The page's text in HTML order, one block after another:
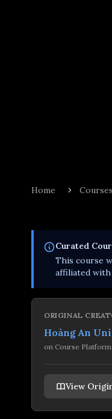
Home Courses
Curated
This course
affiliated
ORIGINAL
Hoàng An
on Course Platform
View